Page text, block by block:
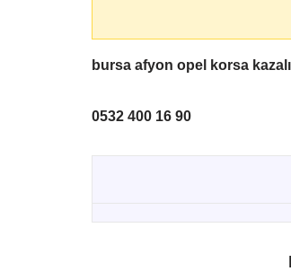
bursa afyon opel korsa
0532 400 16 90